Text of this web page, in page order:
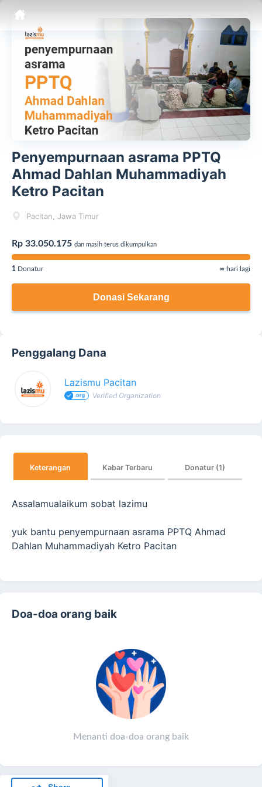
Penyempurnaan asrama PPTQ
Ahmad Dahlan Muhammadiyah
Ketro Pacitan
Pacitan, Jawa Timur
Rp 33.050.175 dan masih terus dikumpulkan
1 Donatur ∞ hari lagi
Donasi Sekarang
Penggalang Dana
Lazismu Pacitan
Verified Organization
Keterangan Kabar Terbaru Donatur (1)
Assalamualaikum sobat lazimu
yuk bantu penyempurnaan asrama PPTQ Ahmad
Dahlan Muhammadiyah Ketro Pacitan
Doa-doa orang baik
Menanti doa-doa orang baik